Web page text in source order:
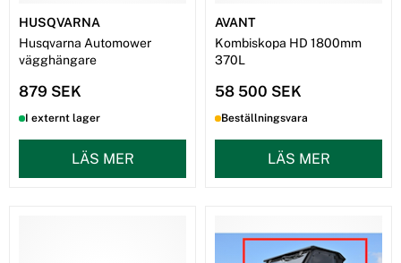
HUSQVARNA
Husqvarna Automower
vägghängare
879 SEK
I externt lager
LÄS MER
AVANT
Kombiskopa HD 1800mm
370L
58 500 SEK
Beställningsvara
LÄS MER